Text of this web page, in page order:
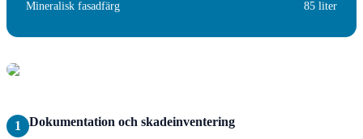
Mineralisk fasadfärg
85 liter
1
Dokumentation och skadeinventering